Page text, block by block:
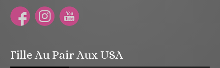
Fille Au Pair Aux USA